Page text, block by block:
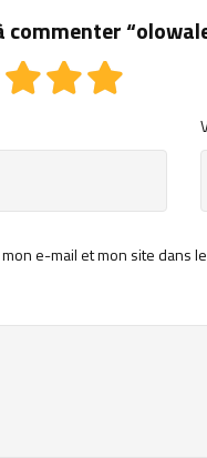
commenter
e-mail et mon site dans